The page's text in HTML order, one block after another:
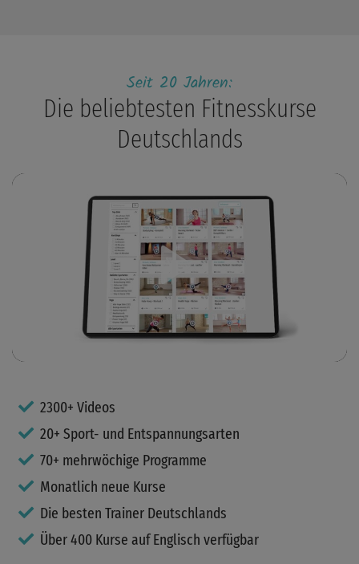
Seit 20 Jahren:
Die beliebtesten Fitnesskurse
Deutschlands
2300+ Videos
20+ Sport- und Entspannungsarten
70+ mehrwöchige Programme
Monatlich neue Kurse
Die besten Trainer Deutschlands
Über 400 Kurse auf Englisch verfügbar
Play
Video